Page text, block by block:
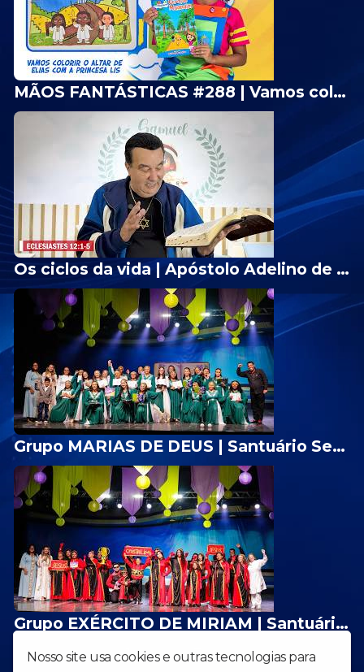
MÃOS FANTÁSTICAS #288 | Vamos colorir o Altar de Elias - Livrão Geração Maanaim✨
Os ciclos da vida | Apóstolo Adelino de Carvalho
Grupo MARIAS DE DEUS | Santuário Sede de Goiânia/GO
Grupo EXÉRCITO DE MIRIAM | Santuário do Jardim Cristalino - AP. de Goiânia/GO
1 2 3 4
Nosso site usa cookies e outras tecnologias para